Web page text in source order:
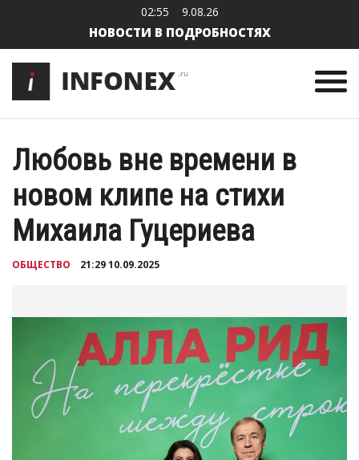
02:55 9.08.26
НОВОСТИ В ПОДРОБНОСТЯХ
Любовь вне времени в
новом клипе на стихи
Михаила Гуцериева
ОБЩЕСТВО 21:29 10.09.2025